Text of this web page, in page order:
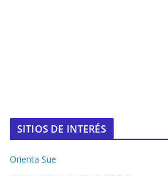
SITIOS DE INTERÉS
Orienta Sue